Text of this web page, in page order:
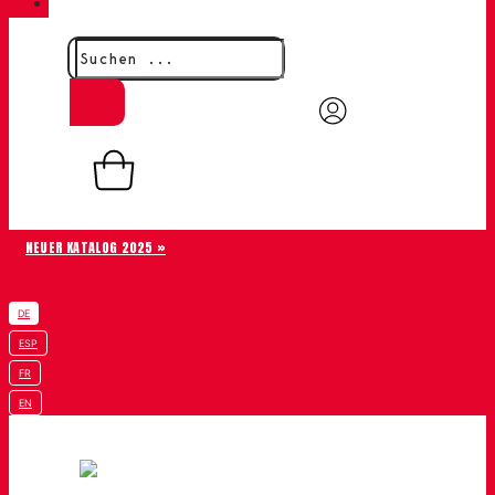
NEUER KATALOG 2025 »
DE
ESP
FR
EN